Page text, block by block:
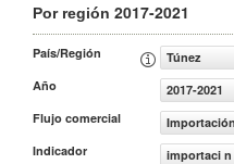
Por región 2017-2021
País/Región
Túnez
Año
2017-2021
Flujo comercial
Importación
Indicador
importaci n